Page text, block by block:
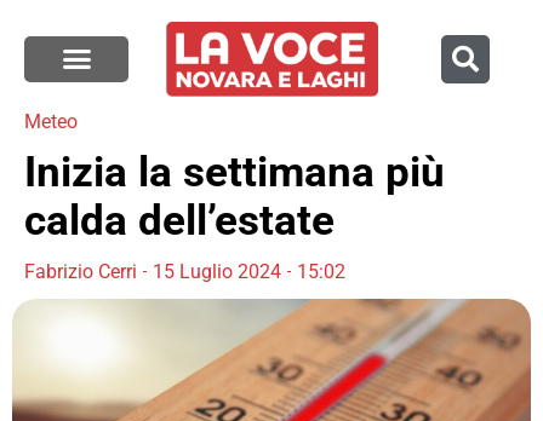
Meteo
Inizia la settimana più
calda dell’estate
Fabrizio Cerri 15 Luglio 2024 15:02